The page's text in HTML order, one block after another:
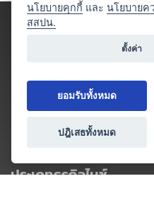
ประเภทธุรกิจไมซ์
นโยบายคุกกี้ และนโยบายค
สสปน.
ตั้งค่า
ยอมรับทั้งหมด
ปฎิเสธทั้งหมด